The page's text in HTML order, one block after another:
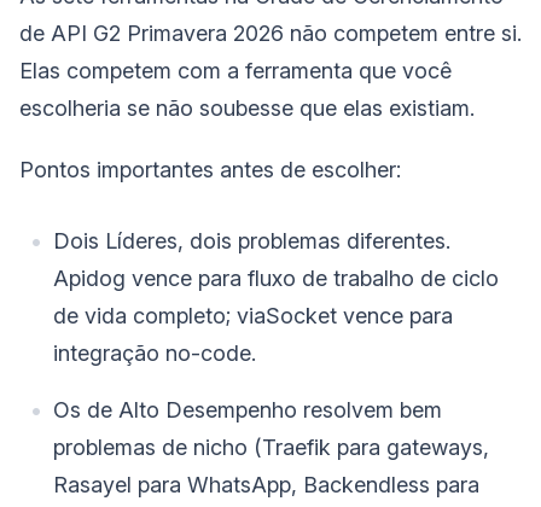
de API G2 Primavera 2026 não competem entre si.
Elas competem com a ferramenta que você
escolheria se não soubesse que elas existiam.
Pontos importantes antes de escolher:
Dois Líderes, dois problemas diferentes.
Apidog vence para fluxo de trabalho de ciclo
de vida completo; viaSocket vence para
integração no-code.
Os de Alto Desempenho resolvem bem
problemas de nicho (Traefik para gateways,
Rasayel para WhatsApp, Backendless para